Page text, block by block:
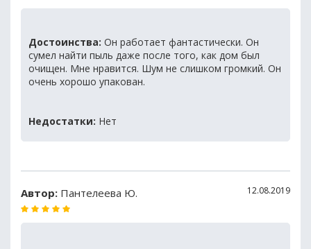
Достоинства: Он работает фантастически. Он
сумел найти пыль даже после того, как дом был
очищен. Мне нравится. Шум не слишком громкий. Он
очень хорошо упакован.
Недостатки: Нет
Автор: Пантелеева Ю. 12.08.2019